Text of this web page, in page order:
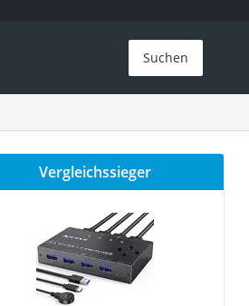
Suchen
Vergleichssieger